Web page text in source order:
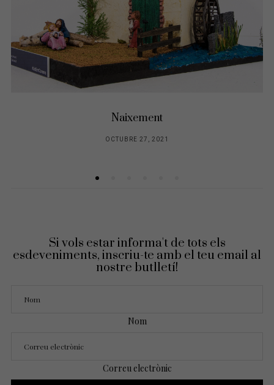
Naixement
OCTUBRE 27, 2021
Si vols estar informa't de tots els
esdeveniments, inscriu-te amb el teu email al
nostre butlletí!
Nom
Correu electrònic